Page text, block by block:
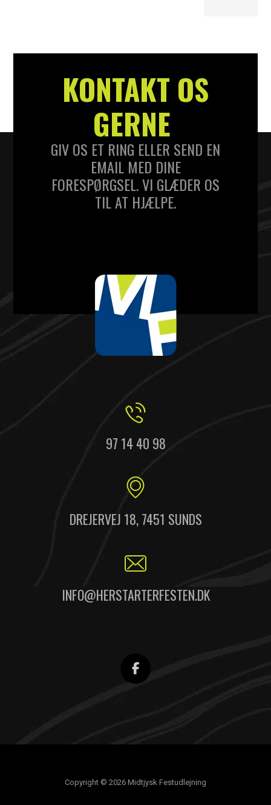
KONTAKT OS
GERNE
GIV OS ET RING ELLER SEND EN
EMAIL MED DINE
FORESPØRGSEL. VI GLÆDER OS
TIL AT HJÆLPE.
97 14 40 98
DREJERVEJ 18, 7451 SUNDS
INFO@HERSTARTERFESTEN.DK
Copyright © 2026 Midtjysk Festudlejning